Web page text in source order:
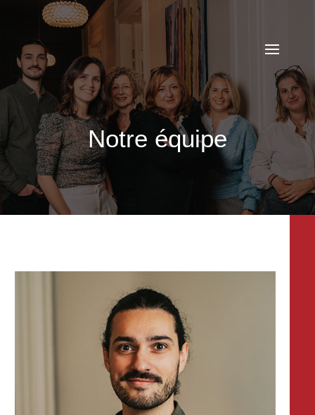
05 56 48 78 00 cabinet@avocat-mescam.fr
Notre équipe